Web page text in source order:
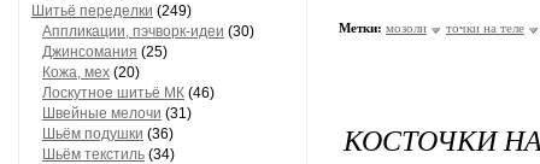
Шитьё переделки (249)
Аппликации, пэчворк-идеи (30)
Джинсомания (25)
Кожа, мех (20)
Лоскутное шитьё МК (46)
Швейные мелочи (31)
Шьём подушки (36)
Шьём текстиль (34)
Метки: мозоли точки на теле
КОСТОЧКИ